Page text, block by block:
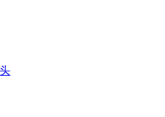
生产研发经验，国内设有2大实
10%以上。公司连续12年都被
国家专利，公司严格按照
相关管理制度和流程，品质优